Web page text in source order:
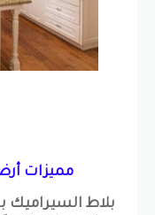
مميزات
بلاط السيراميك